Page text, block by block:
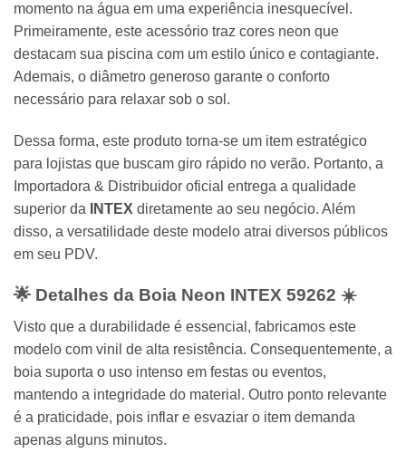
momento na água em uma experiência inesquecível.
Primeiramente, este acessório traz cores neon que
destacam sua piscina com um estilo único e contagiante.
Ademais, o diâmetro generoso garante o conforto
necessário para relaxar sob o sol.
Dessa forma, este produto torna-se um item estratégico
para lojistas que buscam giro rápido no verão. Portanto, a
Importadora & Distribuidor oficial entrega a qualidade
superior da
INTEX diretamente ao seu negócio. Além
disso, a versatilidade deste modelo atrai diversos públicos
em seu PDV.
🌟 Detalhes da Boia Neon INTEX 59262 ☀️
Visto que a durabilidade é essencial, fabricamos este
modelo com vinil de alta resistência. Consequentemente, a
boia suporta o uso intenso em festas ou eventos,
mantendo a integridade do material. Outro ponto relevante
é a praticidade, pois inflar e esvaziar o item demanda
apenas alguns minutos.